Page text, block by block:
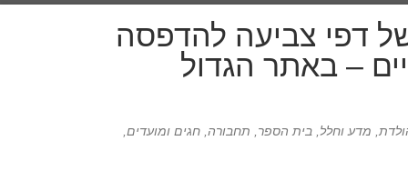
דפי צביעה להדפסה
– באתר הגדול
מדע וחלל, בית הספר, תחבורה, חגים ומועדים,